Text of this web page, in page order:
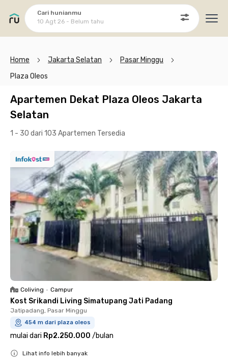
Cari hunianmu
10 Agt 26 - Belum tahu
Home Jakarta Selatan
Pasar Minggu
Plaza Oleos
Apartemen Dekat Plaza Oleos Jakarta
Selatan
1 - 30 dari 103 Apartemen Tersedia
Coliving • Campur
Kost Srikandi Living Simatupang Jati Padang
Jatipadang, Pasar Minggu
454 m dari plaza oleos
mulai dari Rp2.250.000 /bulan
Lihat info lebih banyak